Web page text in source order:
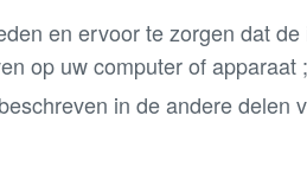
en ervoor te zorgen dat
op uw computer of apparaat ;
in de andere delen